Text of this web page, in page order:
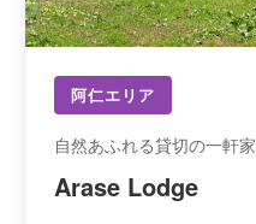
阿仁エリア
自然あふれる貸切の一軒家
Arase Lodge